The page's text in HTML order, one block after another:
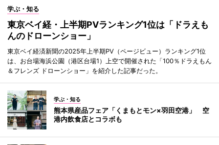
学ぶ・知る
東京ベイ経・上半期PVランキング1位は「ドラえも
んのドローンショー」
東京ベイ経済新聞の2025年上半期PV（ページビュー）ランキング1位
は、お台場海浜公園（港区台場1）上空で開催された「100％ドラえもん
＆フレンズ ドローンショー」を紹介した記事だった。
学ぶ・知る
熊本県産品フェア「くまもとモン×羽田空港」 空
港内飲食店とコラボも